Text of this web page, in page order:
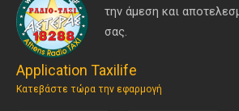
την άμεση και
σας.
Application Taxilife
Κατεβάστε τώρα την εφαρμογή